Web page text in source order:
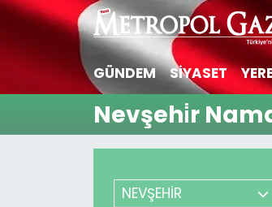
GÜNDEM SİYASET
Nevşehi̇r
NEVŞEHİR
Hava Durumu
Trafik Durumu
Süper Lig Puan Durumu ve
Tüm Manşetler